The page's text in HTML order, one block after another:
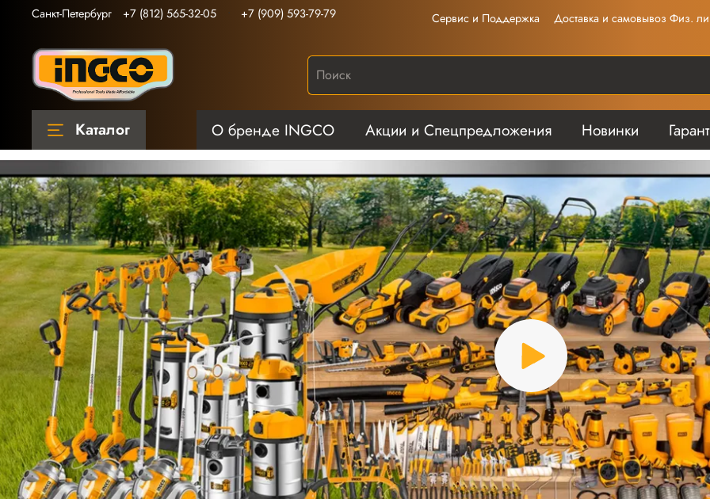
Сервис и Поддержка Доставка и самовывоз Физ.
Санкт-Петербург +7 (812) 565-32-05 +7 (909) 593-79-79
Каталог О бренде INGCO Акции и Спецпредложения Новинки